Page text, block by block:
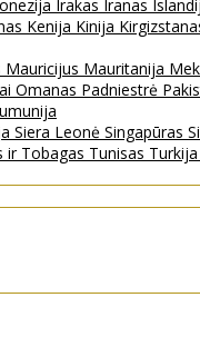
Irakas Iranas
Kenija Kinija
Mauricijus Mauritanija
Omanas Padniestrė
Siera Leonė Singapūras
ir Tobagas Tunisas Turkija